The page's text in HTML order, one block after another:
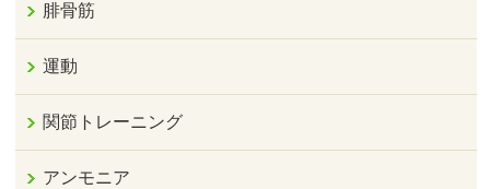
腓骨筋
運動
関節トレーニング
アンモニア